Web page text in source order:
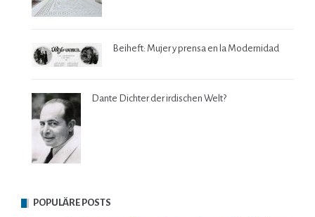
Beiheft: Mujer y prensa en la Modernidad
Dante Dichter der irdischen Welt?
POPULÄRE POSTS